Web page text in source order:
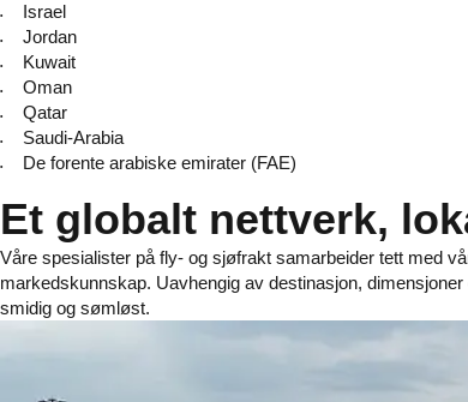
Israel
Jordan
Kuwait
Oman
Qatar
Saudi-Arabia
De forente arabiske emirater (FAE)
Et globalt nettverk,
Våre spesialister på fly- og sjøfrakt samarbeider tett med
markedskunnskap. Uavhengig av destinasjon,
smidig og sømløst.